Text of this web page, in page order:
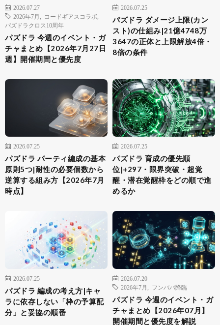
2026.07.27
2026年7月
コードギアスコラボ
パズドラクロス10周年
パズドラ 今週のイベント・ガ
チャまとめ【2026年7月27日
週】開催期間と優先度
2026.07.25
パズドラ ダメージ上限(カン
スト)の仕組み|21億4748万
3647の正体と上限解放4倍・
8倍の条件
2026.07.25
パズドラ パーティ編成の基本
原則5つ|耐性の必要個数から
逆算する組み方【2026年7月
時点】
2026.07.25
パズドラ 育成の優先順
位|+297・限界突破・超覚
醒・潜在覚醒枠をどの順で進
めるか
2026.07.25
パズドラ 編成の考え方|キャ
ラに依存しない「枠の予算配
分」と妥協の順番
2026.07.20
2026年7月
フンババ降臨
パズドラ 今週のイベント・ガ
チャまとめ【2026年07月】
開催期間と優先度を解説